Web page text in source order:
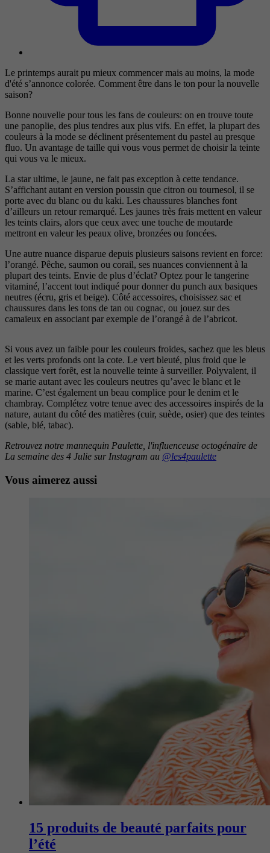
Le printemps aurait pu mieux commencer mais au moins, la mode
d'été s’annonce colorée. Comment être dans le ton pour la nouvelle
saison?
Bonne nouvelle pour tous les fans de couleurs: on en trouve toute
une panoplie, des plus tendres aux plus vifs. En effet, la plupart des
couleurs à la mode se déclinent présentement du pastel au presque
fluo. Un avantage de taille qui vous vous permet de choisir la teinte
qui vous va le mieux.
La star ultime, le jaune, ne fait pas exception à cette tendance.
S’affichant autant en version poussin que citron ou tournesol, il se
porte avec du blanc ou du kaki. Les chaussures blanches font
d’ailleurs un retour remarqué. Les jaunes très frais mettent en valeur
les teints clairs, alors que ceux avec une touche de moutarde
mettront en valeur les peaux olive, bronzées ou foncées.
Une autre nuance disparue depuis plusieurs saisons revient en force:
l’orangé. Pêche, saumon ou corail, ses nuances conviennent à la
plupart des teints. Envie de plus d’éclat? Optez pour le tangerine
vitaminé, l’accent tout indiqué pour donner du punch aux basiques
neutres (écru, gris et beige). Côté accessoires, choisissez sac et
chaussures dans les tons de tan ou cognac, ou jouez sur des
camaïeux en associant par exemple de l’orangé à de l’abricot.
Si vous avez un faible pour les couleurs froides, sachez que les bleus
et les verts profonds ont la cote. Le vert bleuté, plus froid que le
classique vert forêt, est la nouvelle teinte à surveiller. Polyvalent, il
se marie autant avec les couleurs neutres qu’avec le blanc et le
marine. C’est également un beau complice pour le denim et le
chambray. Complétez votre tenue avec des accessoires inspirés de la
nature, autant du côté des matières (cuir, suède, osier) que des teintes
(sable, blé, tabac).
Retrouvez notre mannequin Paulette, l'influenceuse octogénaire de
La semaine des 4 Julie sur Instagram au @les4paulette
Vous aimerez aussi
15 produits de beauté parfaits pour
l’été